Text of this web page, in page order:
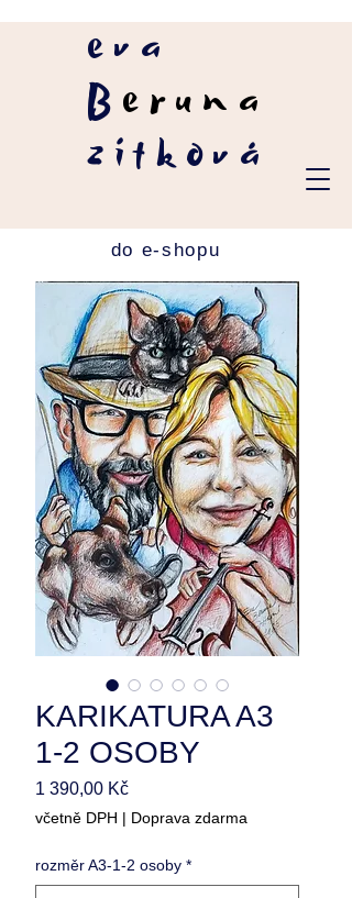
eva
B eruna
zítková
KARIKATURA A3
1-2 OSOBY
1 390,00 KčCena
včetně DPH | Doprava zdarma
rozměr A3-1-2 osoby *
do e-shopu